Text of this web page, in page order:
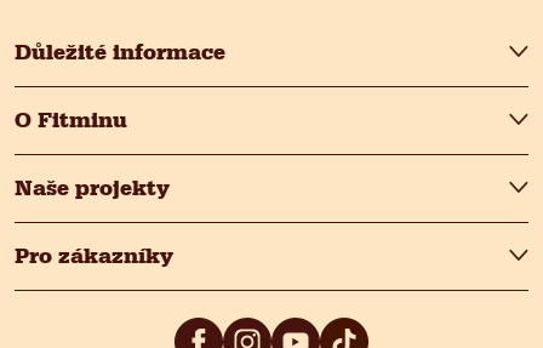
Důležité informace
O Fitminu
Naše projekty
Pro zákazníky